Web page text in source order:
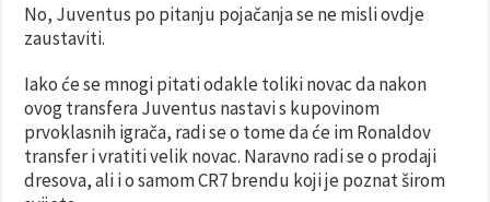
No, Juventus po pitanju pojačanja se ne misli ovdje
zaustaviti.
Iako će se mnogi pitati odakle toliki novac da nakon
ovog transfera Juventus nastavi s kupovinom
prvoklasnih igrača, radi se o tome da će im Ronaldov
transfer i vratiti velik novac. Naravno radi se o prodaji
dresova, ali i o samom CR7 brendu koji je poznat širom